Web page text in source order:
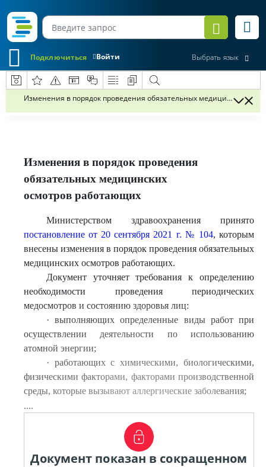
Войти
Подключиться Выбрать язык
Изменения в порядок проведения обязательных медицинских
Изменения в порядок проведения
обязательных медицинских
осмотров работающих
Министерством здравоохранения принято
постановление от 20 сентября 2021 г. № 104, которым
внесены изменения в порядок проведения обязательных
медицинских осмотров работающих.
Документ уточняет требования к определению
необходимости проведения периодических
медосмотров и состоянию здоровья лиц:
· выполняющих определенные виды работ при
осуществлении деятельности по использованию
атомной энергии;
· работающих с химическими, биологическими,
физическими факторами, факторами производственной
среды, которые вызывают аллергические заболевания;
....
Документ показан в сокращенном